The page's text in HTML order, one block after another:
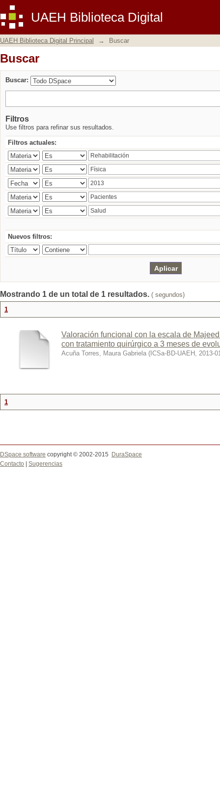
UAEH Biblioteca Digital
Buscar
UAEH Biblioteca Digital Principal → Buscar
Buscar
Buscar:
Filtros
Use filtros para refinar sus resultados.
Filtros actuales:
Nuevos filtros:
Mostrando 1 de un total de 1 resultados. ( segundos)
1
Valoración funcional con la escala de
con tratamiento quirúrgico a 3 meses de
Acuña Torres, Maura Gabriela ( ICSa-BD-UAEH , 2013-
1
DSpace software copyright © 2002-2015
DuraSpace
Contacto
Sugerencias